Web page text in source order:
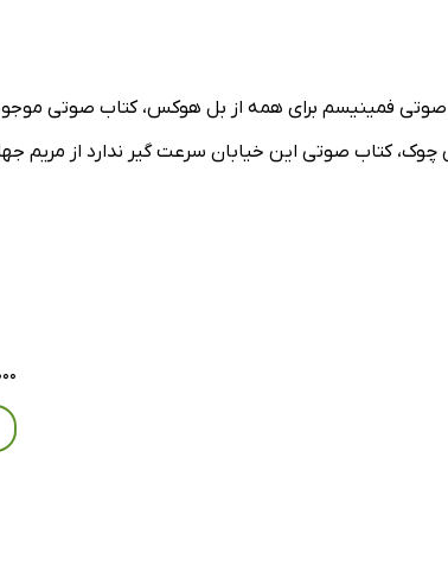
صوتی فمینیسم برای همه از بل هوکس، کتاب صوتی
کتاب صوتی این خیابان سرعت گیر ندارد از مریم